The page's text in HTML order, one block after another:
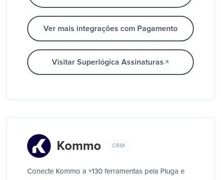
Ver mais integrações com Pagamento
Visitar Superlógica Assinaturas
Kommo CRM
Conecte Kommo a +130 ferramentas pela Pluga e